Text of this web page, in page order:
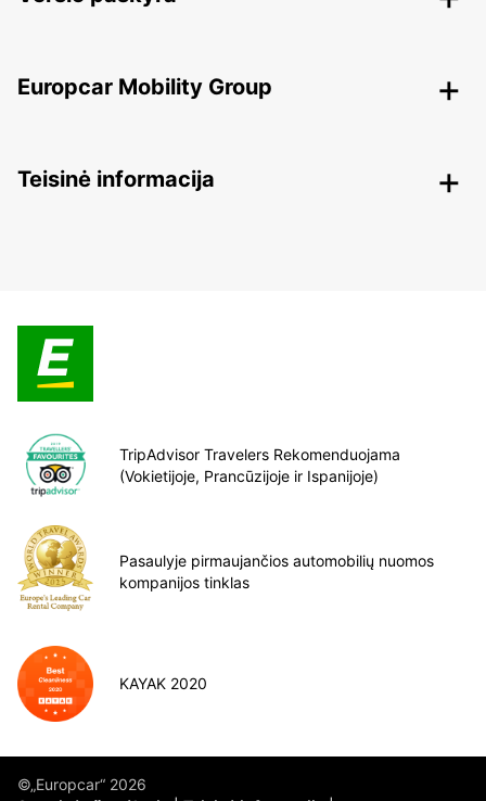
Europcar Mobility Group
Teisinė informacija
TripAdvisor Travelers Rekomenduojama
(Vokietijoje, Prancūzijoje ir Ispanijoje)
Pasaulyje pirmaujančios automobilių nuomos
kompanijos tinklas
KAYAK 2020
©„Europcar“ 2026